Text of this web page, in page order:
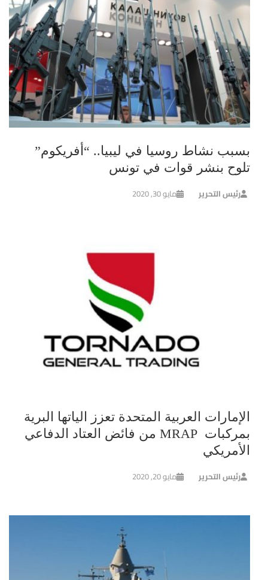
بسبب نشاط روسيا في ليبيا.. “أفريكوم”
تلوح بنشر قوات في تونس
رئيس التحرير مايو 30, 2020
الإمارات العربية المتحدة تعزز الياتها البرية
بمركبات MRAP من فائض العتاد الدفاعي
الأمريكي
رئيس التحرير مايو 20, 2020